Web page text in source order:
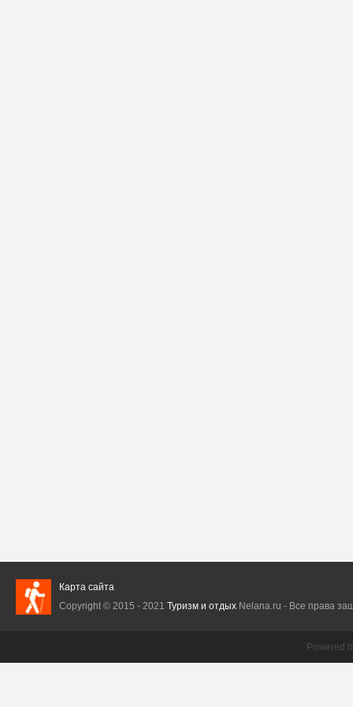
Карта сайта
Copyright © 2015 - 2021 Туризм и отдыхNelana.ru - Все права
Powered